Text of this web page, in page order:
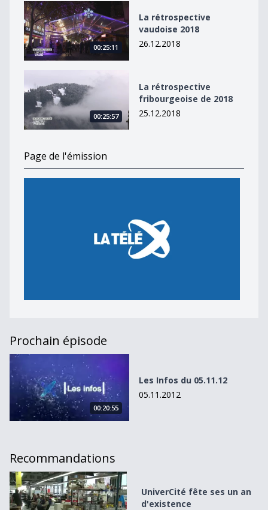
La rétrospective vaudoise 2018
00:25:11
La rétrospective
vaudoise 2018
26.12.2018
00:25:57
La rétrospective
fribourgeoise de 2018
25.12.2018
Page de l'émission
Prochain épisode
Les Infos du 05.11.12
00:20:55
Les Infos du 05.11.12
05.11.2012
Recommandations
UniverCité fête ses un an d&#039;existence
UniverCité fête ses un an
d'existence